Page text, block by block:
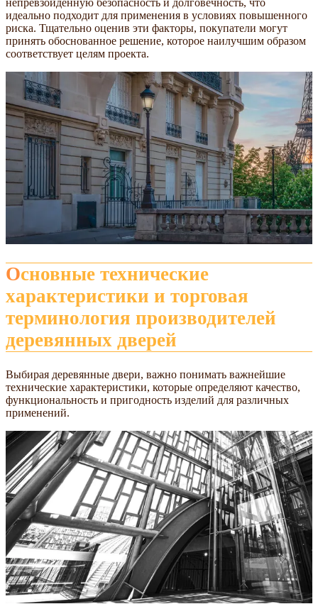
идеально подходит для применения в условиях повышенного
риска. Тщательно оценив эти факторы, покупатели могут
принять обоснованное решение, которое наилучшим образом
соответствует целям проекта.
Основные технические
характеристики и торговая
терминология производителей
деревянных дверей
Выбирая деревянные двери, важно понимать важнейшие
технические характеристики, которые определяют качество,
функциональность и пригодность изделий для различных
применений.